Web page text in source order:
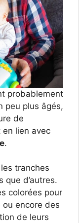
probablement
peu plus âgés,
de
en lien avec
.
tranches
que d’autres.
colorées pour
ou encore des
de leurs